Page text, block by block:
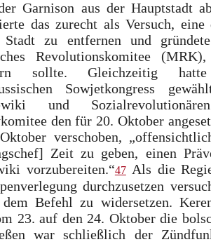
Garnison aus der Hauptstadt
das zurecht als Versuch,
zu entfernen und
Revolutionskomitee
sollte. Gleichzeitig
Sowjetkongress
und Sozialrevolutionären
den für 20. Oktober
verschoben,
Zeit zu geben, einen
vorzubereiten.“47Als die
durchzusetzen
Befehl zu widersetzen.
23. auf den 24. Oktober die
war schließlich der